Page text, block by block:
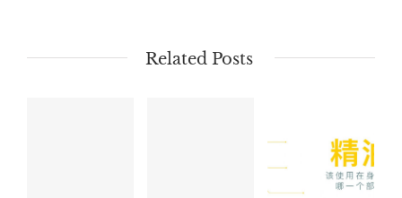
Related Posts